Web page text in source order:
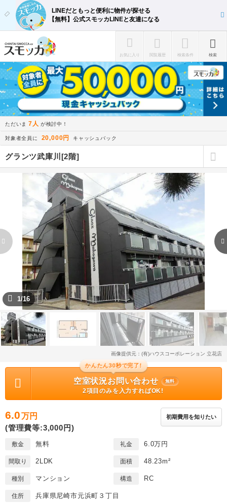
LINEだともっと便利に物件が探せる
【無料】公式スモッカLINEと友達になる
お気に入り 閲覧履歴 検索条件 検索
ただいま 7人 が検討中！
対象者全員に 20,000円 キャッシュバック
グランツ武庫川[2階]
1/16
画像提供元：(有)ハウスコーポレーション 立花店
かんたん30秒で完了!
空室状況お問い合わせ 無料
2項目のみを入力すればOK!
6.0万円
(管理費等:3,000円)
初期費用を知りたい
敷金 無料 礼金 6.0万円
間取り 2LDK 面積 48.23m²
種別 マンション 構造 RC
住所 兵庫県尼崎市元浜町３丁目